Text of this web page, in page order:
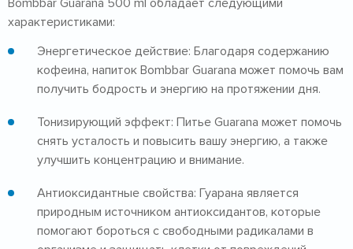
Bombbar Guarana 500 ml обладает следующими
характеристиками:
Энергетическое действие: Благодаря содержанию
кофеина, напиток Bombbar Guarana может помочь вам
получить бодрость и энергию на протяжении дня.
Тонизирующий эффект: Питье Guarana может помочь
снять усталость и повысить вашу энергию, а также
улучшить концентрацию и внимание.
Антиоксидантные свойства: Гуарана является
природным источником антиоксидантов, которые
помогают бороться с свободными радикалами в